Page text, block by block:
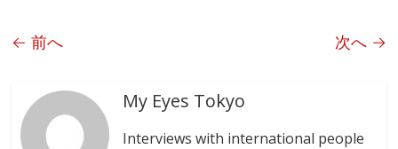
← 前へ 次へ →
My Eyes Tokyo
Interviews with international people